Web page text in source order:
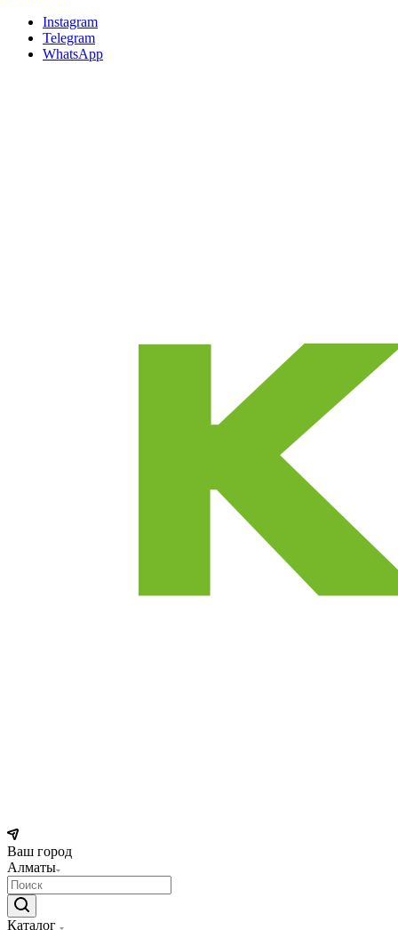
Instagram
Telegram
WhatsApp
Ваш город
Алматы
Каталог